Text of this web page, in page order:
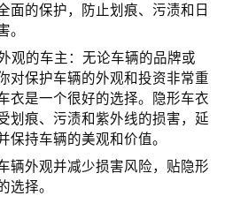
面的保护，防止划痕、污渍和日
。
观的车主：无论车辆的品牌或
对保护车辆的外观和投资非常重
衣是一个很好的选择。隐形车衣
划痕、污渍和紫外线的损害，延
保持车辆的美观和价值。
辆外观并减少损害风险，贴隐形
选择。